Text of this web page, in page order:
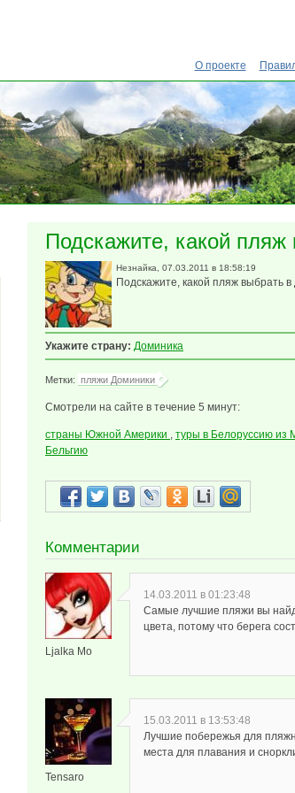
О проекте
Подскажите, какой
Незнайка , 07.03.2011 в 18:58:19
Подскажите, какой пляж выбрать
Укажите страну: Доминика
Метки: пляжи Доминики
Смотрели на сайте в течение 5 минут:
страны Южной Америки , туры в Белоруссию из
Бельгию
Комментарии
Ljalka Mo
14.03.2011 в 01:23:48
Самые лучшие пляжи вы
цвета, потому что берега
Tensaro
15.03.2011 в 13:53:48
Лучшие побережья для
места для плавания и